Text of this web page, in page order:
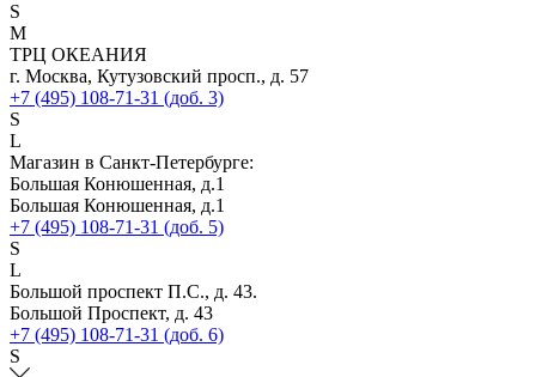
S
M
ТРЦ ОКЕАНИЯ
г. Москва, Кутузовский просп., д. 57
+7 (495) 108-71-31 (доб. 3)
S
L
Магазин в Санкт-Петербурге:
Большая Конюшенная, д.1
Большая Конюшенная, д.1
+7 (495) 108-71-31 (доб. 5)
S
L
Большой проспект П.С., д. 43.
Большой Проспект, д. 43
+7 (495) 108-71-31 (доб. 6)
S